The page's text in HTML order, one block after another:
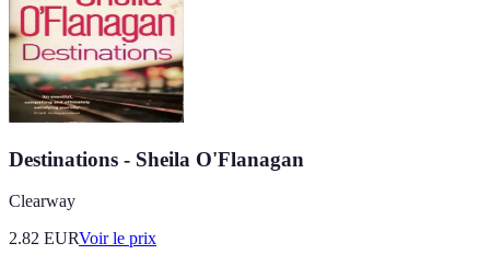
Destinations - Sheila O'Flanagan
Clearway
2.82 EURVoir le prix